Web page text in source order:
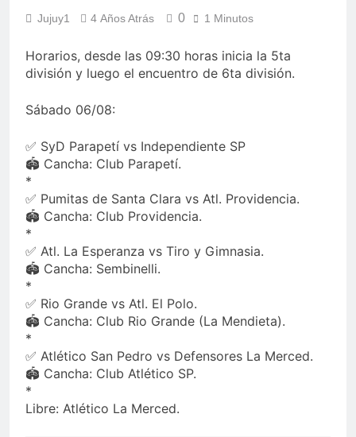
Jujuy1 4 Años Atrás 0 1 Minutos
Horarios, desde las 09:30 horas inicia la 5ta
división y luego el encuentro de 6ta división.
Sábado 06/08:
✅ SyD Parapetí vs Independiente SP
🏟 Cancha: Club Parapetí.
*
✅ Pumitas de Santa Clara vs Atl. Providencia.
🏟 Cancha: Club Providencia.
*
✅ Atl. La Esperanza vs Tiro y Gimnasia.
🏟 Cancha: Sembinelli.
*
✅ Rio Grande vs Atl. El Polo.
🏟 Cancha: Club Rio Grande (La Mendieta).
*
✅ Atlético San Pedro vs Defensores La Merced.
🏟 Cancha: Club Atlético SP.
*
Libre: Atlético La Merced.